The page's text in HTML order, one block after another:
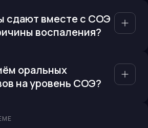
сдают вместе с СОЭ
воспаления?
оральных
на уровень СОЭ?